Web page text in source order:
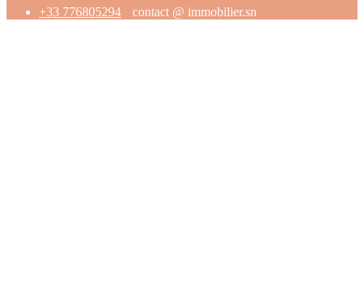
+33 776805294
contact @ immobilier.sn